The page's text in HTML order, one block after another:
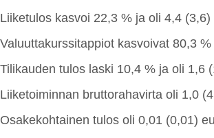
Liiketulos kasvoi 22,3 % ja oli 4,4
Valuuttakurssitappiot kasvoivat 80,3
Tilikauden tulos laski 10,4 % ja oli 1,6
Liiketoiminnan bruttorahavirta oli 1,0
Osakekohtainen tulos oli 0,01 (0,01)